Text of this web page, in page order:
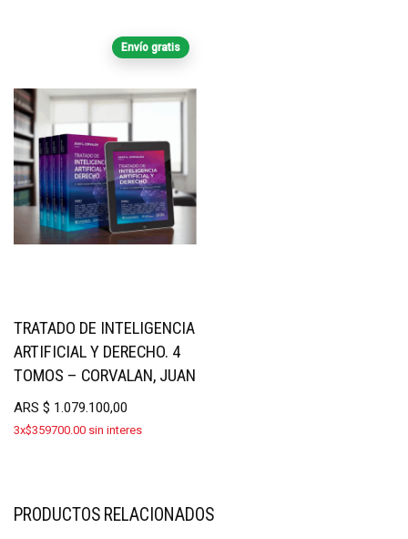
Envío gratis
TRATADO DE INTELIGENCIA
ARTIFICIAL Y DERECHO. 4
TOMOS – CORVALAN, JUAN
ARS $ 1.079.100,00
3x$359700.00 sin interes
PRODUCTOS RELACIONADOS